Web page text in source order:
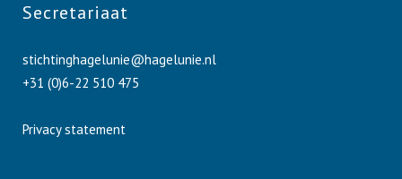
Secretariaat
stichtinghagelunie@hagelunie.nl
+31 (0)6-22 510 475
Privacy statement